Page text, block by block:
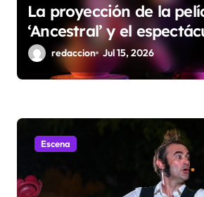
La proyección de la
‘Ancestral’ y el
‘Gilgamesh’ de Zazurca
Producciones se suman
redaccion Jul 15, 2026
Escena